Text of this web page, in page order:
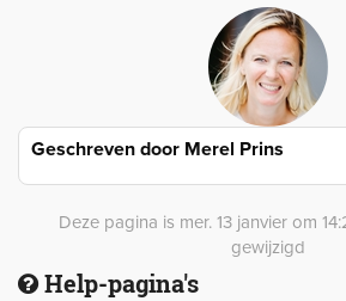
Geschreven door Merel Prins
Deze pagina is mer. 13 janvier om
gewijzigd
Help-pagina's